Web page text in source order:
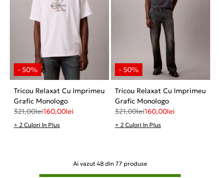
Tricou Relaxat Cu Imprimeu
Grafic Monologo
321,00lei160,00lei
+ 2 Culori In Plus
Tricou Relaxat Cu Imprimeu
Grafic Monologo
321,00lei160,00lei
+ 2 Culori In Plus
Ai vazut 48din 77 produse